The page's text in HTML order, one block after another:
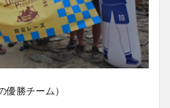
優勝チーム）